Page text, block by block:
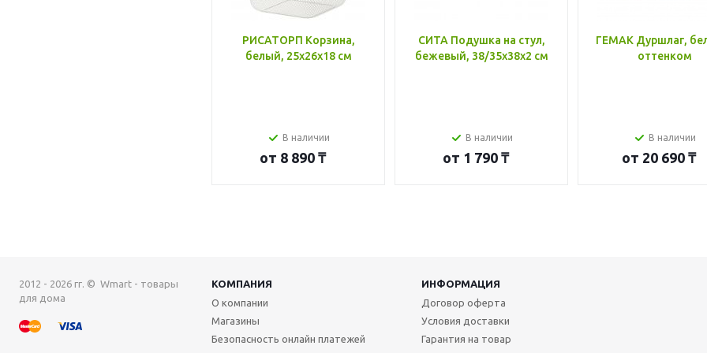
РИСАТОРП Корзина,
белый, 25x26x18 см
В наличии
от 8 890 ₸
СИТА Подушка на стул,
бежевый, 38/35x38x2 см
В наличии
от 1 790 ₸
ГЕМАК Дуршлаг,
оттенком
В наличии
от 20 690 ₸
2012 - 2026 гг. © Wmart - товары
для дома
КОМПАНИЯ
ИНФОРМАЦИЯ
О компании
Магазины
Безопасность онлайн платежей
Договор оферта
Условия доставки
Гарантия на товар